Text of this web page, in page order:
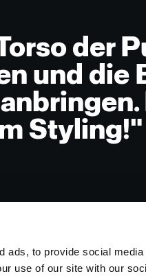
ads, to provide social
use of our site with our
der
und die
Styling!"